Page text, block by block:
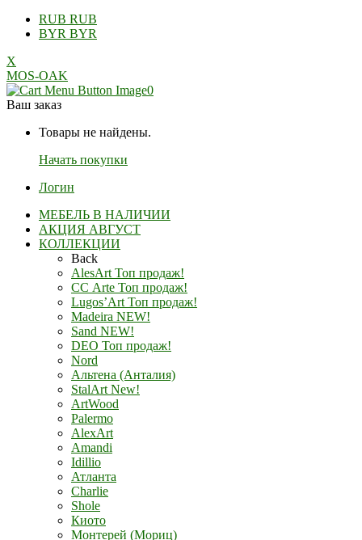
RUB RUB
BYR BYR
X
MOS-OAK
0
Ваш заказ
Товары не найдены.
Начать покупки
Логин
МЕБЕЛЬ В НАЛИЧИИ
АКЦИЯ АВГУСТ
КОЛЛЕКЦИИ
Back
AlesArt Топ продаж!
СС Arte Топ продаж!
Lugos’Art Топ продаж!
Madeira NEW!
Sand NEW!
DEO Топ продаж!
Nord
Альтена (Анталия)
StalArt New!
ArtWood
Palermo
AlexArt
Amandi
Idillio
Атланта
Charlie
Shole
Киото
Монтерей (Мориц)